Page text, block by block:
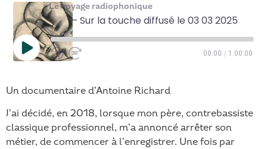
Le voyage radiophonique
#05 – Sur la touche diffusé le 03 03 2025
00:00 / 1:00:00
RSS FEED
SHARE
LINK
Un documentaire d’Antoine Richard
J’ai décidé, en 2018, lorsque mon père, contrebassiste
classique professionnel, m’a annoncé arrêter son
métier, de commencer à l’enregistrer. Une fois par